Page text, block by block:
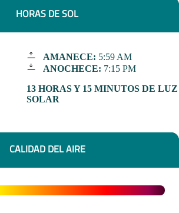
HORAS DE SOL
AMANECE: 5:59 AM
ANOCHECE: 7:15 PM
13 HORAS Y 15 MINUTOS DE LUZ
SOLAR
CALIDAD DEL AIRE